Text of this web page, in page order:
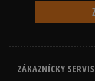
ZÁKAZNÍCKY SERVIS